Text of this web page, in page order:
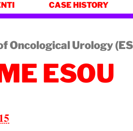
CASE HISTORY
Oncological Urology
ESOU